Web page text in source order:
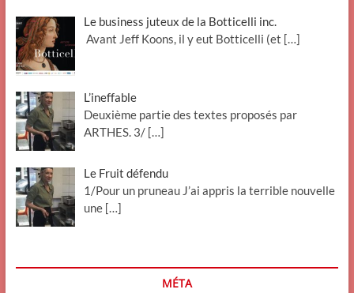
Le business juteux de la Botticelli inc.
Avant Jeff Koons, il y eut Botticelli (et […]
L’ineffable
Deuxième partie des textes proposés par
ARTHES. 3/ […]
Le Fruit défendu
1/Pour un pruneau J’ai appris la terrible nouvelle
une […]
MÉTA